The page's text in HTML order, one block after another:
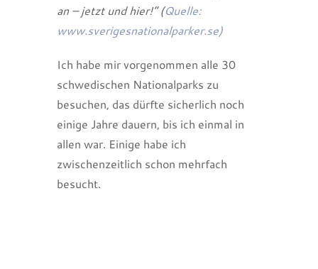
an – jetzt und hier!“ (Quelle:
www.sverigesnationalparker.se)
Ich habe mir vorgenommen alle 30
schwedischen Nationalparks zu
besuchen, das dürfte sicherlich noch
einige Jahre dauern, bis ich einmal in
allen war. Einige habe ich
zwischenzeitlich schon mehrfach
besucht.
10 Hamra